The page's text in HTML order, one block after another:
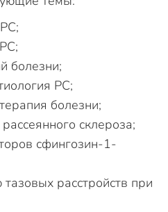
болезни;
РС;
болезни;
склероза;
сфингозин-1-
расстройств при